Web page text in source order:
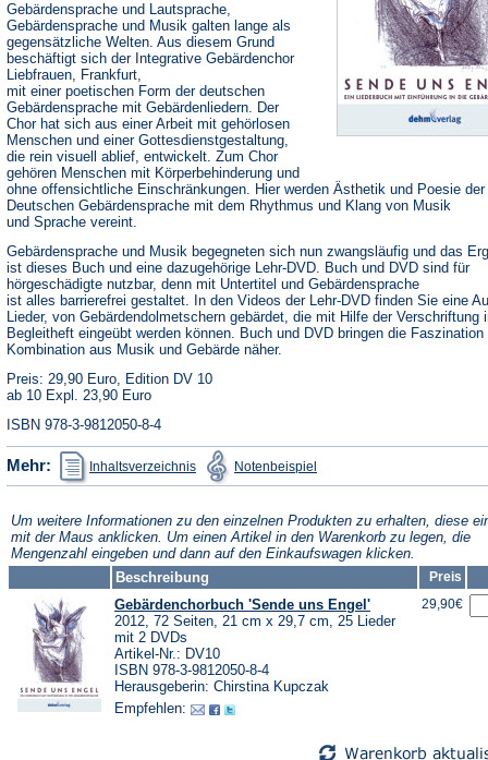
Gebärdensprache und Lautsprache,
Gebärdensprache und Musik galten lange als
gegensätzliche Welten. Aus diesem Grund
beschäftigt sich der Integrative Gebärdenchor
Liebfrauen, Frankfurt,
mit einer poetischen Form der deutschen
Gebärdensprache mit Gebärdenliedern. Der
Chor hat sich aus einer Arbeit mit gehörlosen
Menschen und einer Gottesdienstgestaltung,
die rein visuell ablief, entwickelt. Zum Chor
gehören Menschen mit Körperbehinderung und
ohne offensichtliche Einschränkungen. Hier werden Ästhetik und Poesie der
Deutschen Gebärdensprache mit dem Rhythmus und Klang von Musik
und Sprache vereint.
Gebärdensprache und Musik begegneten sich nun zwangsläufig und das
ist dieses Buch und eine dazugehörige Lehr-DVD. Buch und DVD sind für
hörgeschädigte nutzbar, denn mit Untertitel und Gebärdensprache
ist alles barrierefrei gestaltet. In den Videos der Lehr-DVD finden Sie eine
Lieder, von Gebärdendolmetschern gebärdet, die mit Hilfe der Verschriftung
Begleitheft eingeübt werden können. Buch und DVD bringen die Faszination
Kombination aus Musik und Gebärde näher.
Preis: 29,90 Euro, Edition DV 10
ab 10 Expl. 23,90 Euro
ISBN 978-3-9812050-8-4
Mehr: Inhaltsverzeichnis
(Öffnet
in
einem
Tab)
Notenbeispiel in
einem
Tab)
Um weitere Informationen zu den einzelnen Produkten zu erhalten, diese
mit der Maus anklicken. Um einen Artikel in den Warenkorb zu legen, die
Mengenzahl eingeben und dann auf den Einkaufswagen klicken.
Beschreibung
Preis
Gebärdenchorbuch 'Sende uns Engel'
2012, 72 Seiten, 21 cm x 29,7 cm, 25 Lieder
mit 2 DVDs
Artikel-Nr.: DV10
ISBN 978-3-9812050-8-4
Herausgeberin: Chirstina Kupczak
Empfehlen:
29,90€